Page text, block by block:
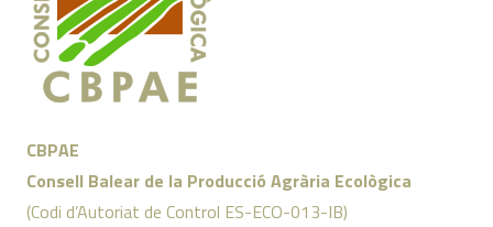
CBPAE
Consell Balear de la Producció Agrària Ecològica
(Codi d’Autoriat de Control ES-ECO-013-IB)